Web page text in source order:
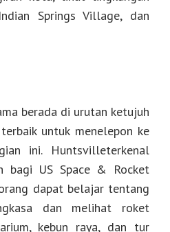
Springs Village, dan
berada di urutan ketujuh
untuk menelepon ke
ini. Huntsvilleterkenal
bagi US Space & Rocket
dapat belajar tentang
dan melihat roket
kebun raya, dan tur